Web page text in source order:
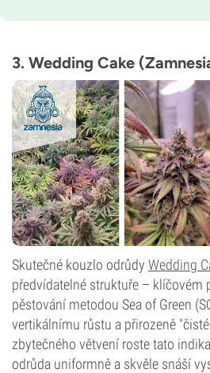
6–7 týdnů
22%
CBD
Nízká
Typ kvetení
Fotoperioda
3. Wedding Cake
Skutečné kouzlo odrůdy Wedding
předvídatelné struktuře – klíčovém
pěstování metodou Sea of Green
vertikálnímu růstu a přirozeně
zbytečného větvení roste tato
odrůda uniformně a skvěle snáší